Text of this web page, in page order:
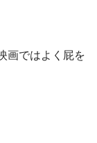
画ではよく屁を